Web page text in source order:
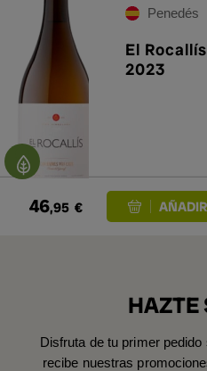
Penedés
El Rocallís
2023
46,95 €
HAZTE
Disfruta de tu primer
recibe nuestras